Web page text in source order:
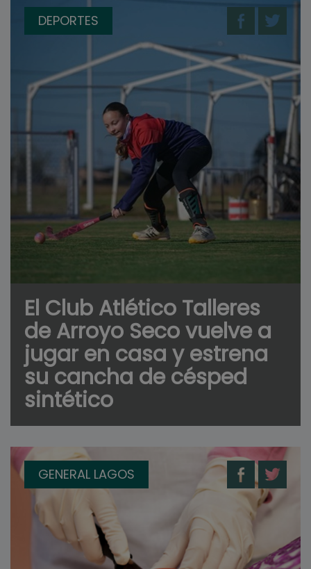
DEPORTES
El Club Atlético Talleres
de Arroyo Seco vuelve a
jugar en casa y estrena
su cancha de césped
sintético
GENERAL LAGOS